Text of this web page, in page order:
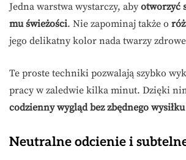
Jedna warstwa wystarczy, aby otworzyć
mu świeżości. Nie zapominaj także o
jego delikatny kolor nada twarzy
Te proste techniki pozwalają szybko
pracy w zaledwie kilka minut. Dzięki
codzienny wygląd bez zbędnego
Neutralne odcienie i